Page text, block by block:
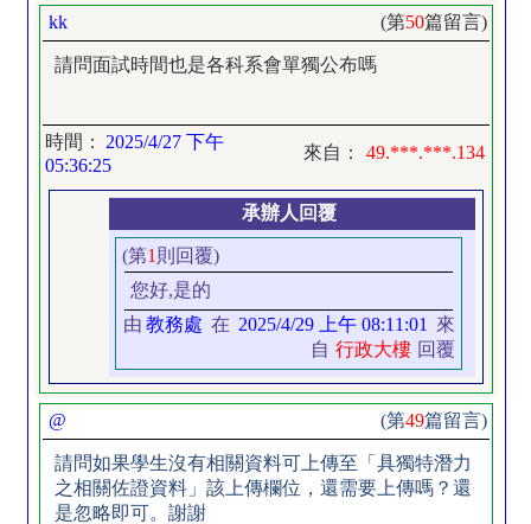
kk (第50篇留言)
請問面試時間也是各科系會單獨公布嗎
時間：
2025/4/27 下午
05:36:25
來自： 49.***.***.134
承辦人回覆
(第1 則回覆)
您好,是的
由 教務處 在 2025/4/29 上午 08:11:01
來
自 行政大樓 回覆
@ (第49篇留言)
請問如果學生沒有相關資料可上傳至「具獨特潛力
之相關佐證資料」該上傳欄位，還需要上傳嗎？還
是忽略即可。謝謝